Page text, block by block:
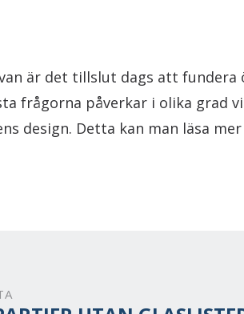
är det tillslut dags att fundera
frågorna påverkar i olika grad
design. Detta kan man läsa